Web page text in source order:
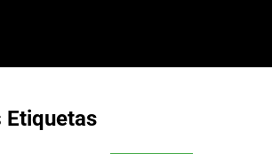
Etiquetas